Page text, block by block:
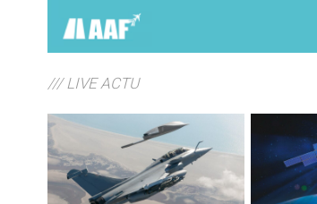
/// LIVE ACTU